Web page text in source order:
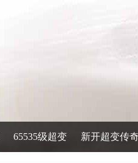
65535级超变 新开超变传